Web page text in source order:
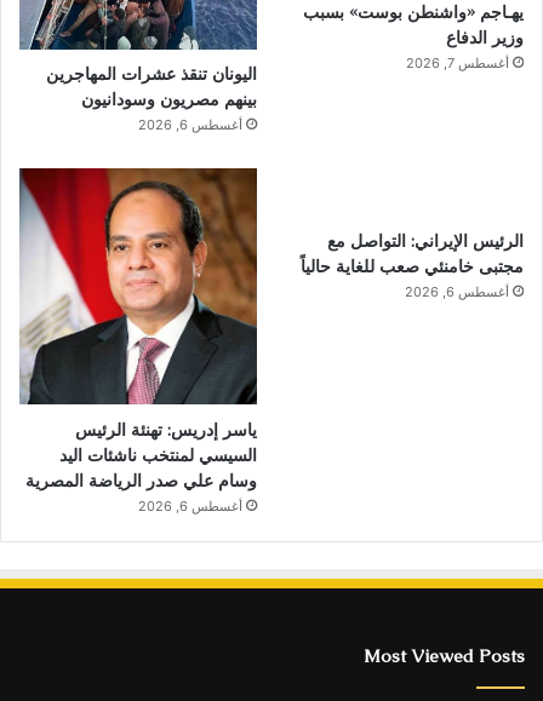
يهـاجم «واشنطن بوست» بسبب
وزير الدفاع
أغسطس 7, 2026
اليونان تنقذ عشرات المهاجرين
بينهم مصريون وسودانيون
أغسطس 6, 2026
الرئيس الإيراني: التواصل مع
مجتبى خامنئي صعب للغاية حالياً
أغسطس 6, 2026
ياسر إدريس: تهنئة الرئيس
السيسي لمنتخب ناشئات اليد
وسام علي صدر الرياضة المصرية
أغسطس 6, 2026
Most Viewed Posts